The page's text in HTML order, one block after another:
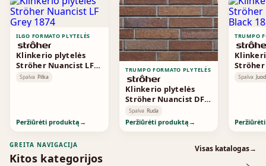
ILGO FORMATO PLYTELĖS
Klinkerio plytelės
Ströher Nuancist LF
Grey 1874
Spalva Pilka
Peržiūrėti produktą →
TRUMPO FORMATO PLYTELĖS
Klinkerio plytelės
Ströher Nuancist DF
Red 1823
Spalva Ruda
Peržiūrėti produktą →
TRUMPO
Ströher
Black
Spalva
GREITA NAVIGACIJA
Kitos kategorijos
Visas katalogas→